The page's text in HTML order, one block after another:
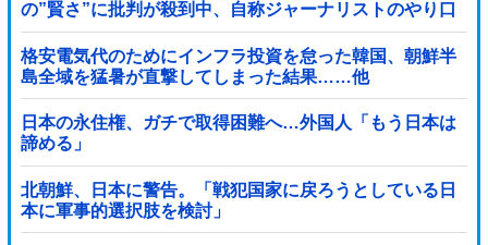
の”賢さ”に批判が殺到中、自称ジャーナリストのやり口
というのが……
格安電気代のためにインフラ投資を怠った韓国、朝鮮半
島全域を猛暑が直撃してしまった結果……他
日本の永住権、ガチで取得困難へ…外国人「もう日本は
諦める」
北朝鮮、日本に警告。「戦犯国家に戻ろうとしている日
本に軍事的選択肢を検討」